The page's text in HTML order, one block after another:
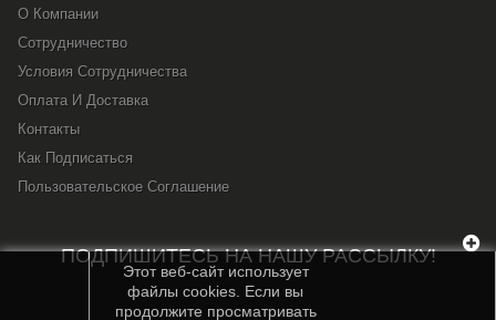
О Компании
Сотрудничество
Условия Сотрудничества
Оплата И Доставка
Контакты
Как Подписаться
Пользовательское Соглашение
ПОДПИШИТЕСЬ НА НАШУ РАССЫЛКУ!
Этот веб-сайт использует
файлы cookies. Если вы
продолжите просматривать